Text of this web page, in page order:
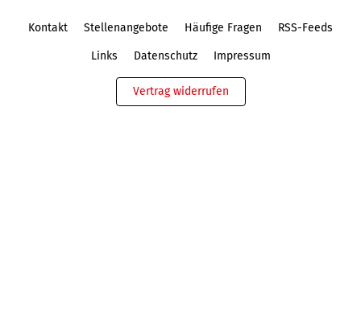
Kontakt Stellenangebote Häufige Fragen RSS-Feeds
Links Datenschutz Impressum
Vertrag widerrufen